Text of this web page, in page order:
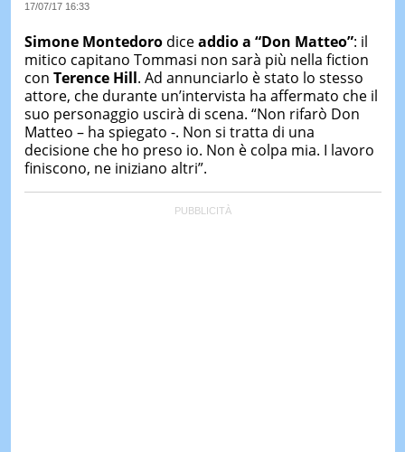
& TV
QUIZ
TEST
&
LE
17/07/17 16:33
Simone Montedorodiceaddio a “Don Matteo”: il
mitico capitano Tommasi non sarà più nella fiction
con Terence Hill. Ad annunciarlo è stato lo stesso
attore, che durante un’intervista ha affermato che il
suo personaggio uscirà di scena. “Non rifarò Don
Matteo – ha spiegato -. Non si tratta di una
decisione che ho preso io. Non è colpa mia. I lavoro
finiscono, ne iniziano altri”.